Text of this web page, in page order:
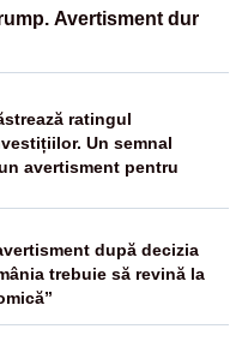
Avertisment dur
ratingul
Un semnal
avertisment pentru
după decizia
trebuie să revină la